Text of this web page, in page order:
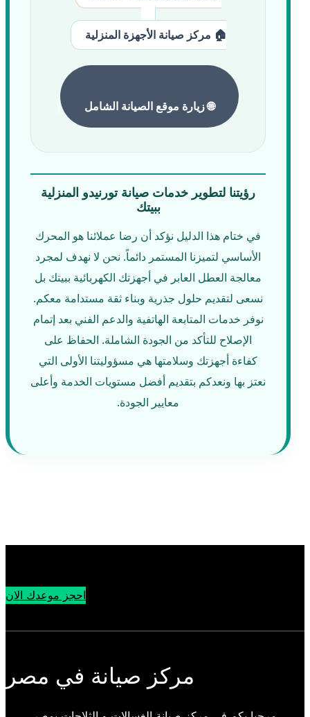
🏠 مركز صيانة الأجهزة المنزلية
🌐 زيارة موقع الصيانة الشامل
رؤيتنا لتطوير خدمات صيانة تورنيدو المنزلية
ببيتك
في ختام هذا الدليل نؤكد أن رضا عملائنا هو المحرك
الأساسي لتميزنا المستمر دائماً. نحن لا نهدف لمجرد
معالجة العطل العابر في أجهزتك الكهربائية ببيتك بل
نسعى لتقديم حلول جذرية وبناء ثقة مستدامة معكم.
نوفر خدمات المتابعة الهاتفية والدعم الفني بعد إتمام
الإصلاح للتأكد من الجودة الشاملة. الحفاظ على
كفاءة أجهزتك وسلامتها هي مسؤوليتنا الأولى التي
نعتز بها ونعدكم بتقديم أفضل مستويات الخدمة وأعلى
معايير الجودة.
احجز موعدك الان
مركز صيانة في مصر